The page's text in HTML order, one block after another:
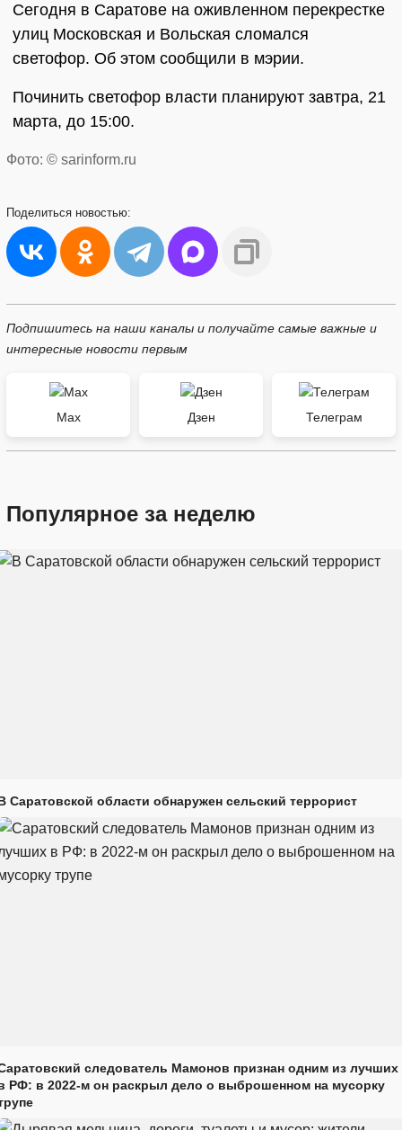
Сегодня в Саратове на оживленном перекрестке
улиц Московская и Вольская сломался
светофор. Об этом сообщили в мэрии.
Починить светофор власти планируют завтра, 21
марта, до 15:00.
Фото: © sarinform.ru
Поделиться новостью:
Подпишитесь на наши каналы и получайте самые важные и
интересные новости первым
Max Дзен Телеграм
Популярное за неделю
Саратовской области обнаружен сельский террорист
следователь Мамонов признан одним из лучших
РФ: в 2022-м он раскрыл дело о выброшенном на мусорку